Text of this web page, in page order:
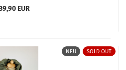
EUR
NEU SOLD OUT